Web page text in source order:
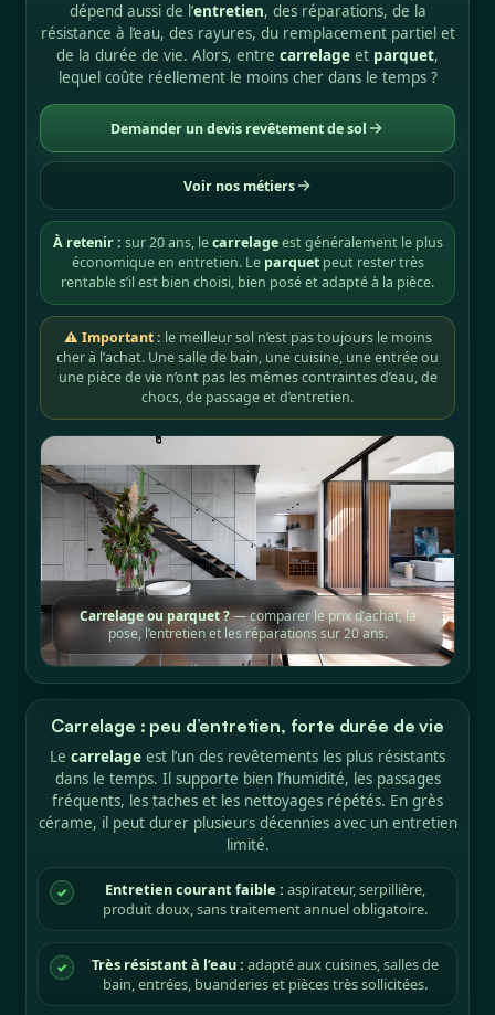
dépend aussi de l’entretien, des réparations, de la
résistance à l’eau, des rayures, du remplacement partiel et
de la durée de vie. Alors, entre carrelage et parquet,
lequel coûte réellement le moins cher dans le temps ?
Demander un devis revêtement de sol
Voir nos métiers
À retenir : sur 20 ans, lecarrelageest généralement le plus
économique en entretien. Le parquetpeut rester très
rentable s’il est bien choisi, bien posé et adapté à la pièce.
⚠ Important : le meilleur sol n’est pas toujours le moins
cher à l’achat. Une salle de bain, une cuisine, une entrée ou
une pièce de vie n’ont pas les mêmes contraintes d’eau, de
chocs, de passage et d’entretien.
Carrelage ou parquet ?— comparer le prix d’achat, la
pose, l’entretien et les réparations sur 20 ans.
Carrelage : peu d’entretien, forte durée de vie
Le carrelage est l’un des revêtements les plus résistants
dans le temps. Il supporte bien l’humidité, les passages
fréquents, les taches et les nettoyages répétés. En grès
cérame, il peut durer plusieurs décennies avec un entretien
limité.
✓ Entretien courant faible : aspirateur, serpillière,
produit doux, sans traitement annuel obligatoire.
✓ Très résistant à l’eau : adapté aux cuisines, salles de
bain, entrées, buanderies et pièces très sollicitées.